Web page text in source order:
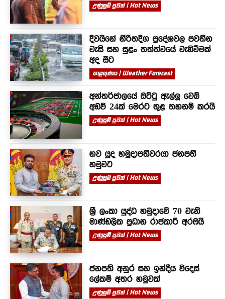
උණුසුම් පුවත් | Hot News
දිවයිනේ නිරිතදිග ප්‍රදේශවල පවතින
වැසි සහ සුළං තත්ත්වයේ වැඩිවීමක්
අද සිට
කාළගුණය | Weather Forecast
අන්තර්ජාලයේ ඔට්ටු ඇල්ලූ වෙබ්
අඩවි 24ක් මෙරට තුළ තහනම් කරයි
උණුසුම් පුවත් | Hot News
නව යුද හමුදාපතිවරයා ජනපති
හමුවට
උණුසුම් පුවත් | Hot News
ශ්‍රී ලංකා යුද්ධ හමුදාවේ 70 වැනි
මාණ්ඩලික ප්‍රධාන රාජකාරී අරඹයි
උණුසුම් පුවත් | Hot News
ජනපති අනුර සහ ඉන්දීය විදෙස්
ලේකම් අතර හමුවක්
උණුසුම් පුවත් | Hot News